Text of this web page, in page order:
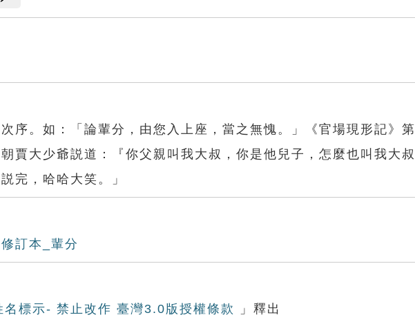
序。如：「論輩分，由您入上座，當之無愧。」《官場現形記》
朝賈大少爺説道：『你父親叫我大叔，你是他兒子，怎麼也叫我大
完，哈哈大笑。」
訂本_輩分
名標示- 禁止改作 臺灣3.0版授權條款 」釋出